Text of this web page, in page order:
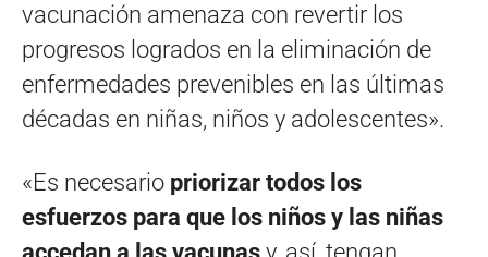
vacunación amenaza con revertir los
progresos logrados en la eliminación de
enfermedades prevenibles en las últimas
décadas en niñas, niños y adolescentes».
«Es necesario priorizar todos los
esfuerzos para que los niños y las niñas